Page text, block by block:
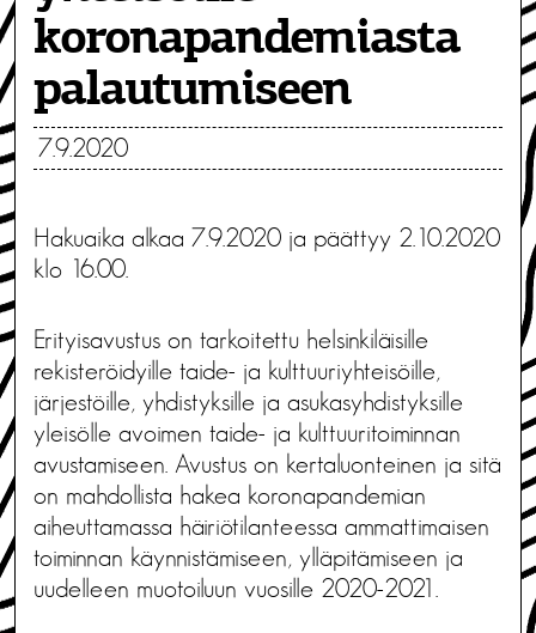
koronapandemiasta
palautumiseen
7.9.2020
Hakuaika alkaa 7.9.2020 ja päättyy 2.10.2020
klo 16.00.
Erityisavustus on tarkoitettu helsinkiläisille
rekisteröidyille taide- ja kulttuuriyhteisöille,
järjestöille, yhdistyksille ja asukasyhdistyksille
yleisölle avoimen taide- ja kulttuuritoiminnan
avustamiseen. Avustus on kertaluonteinen ja sitä
on mahdollista hakea koronapandemian
aiheuttamassa häiriötilanteessa ammattimaisen
toiminnan käynnistämiseen, ylläpitämiseen ja
uudelleen muotoiluun vuosille 2020-2021.